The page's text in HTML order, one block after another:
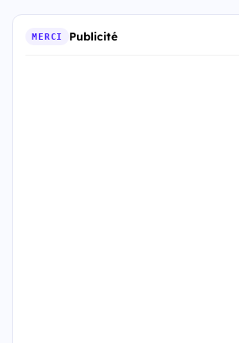
MERCI Publicité